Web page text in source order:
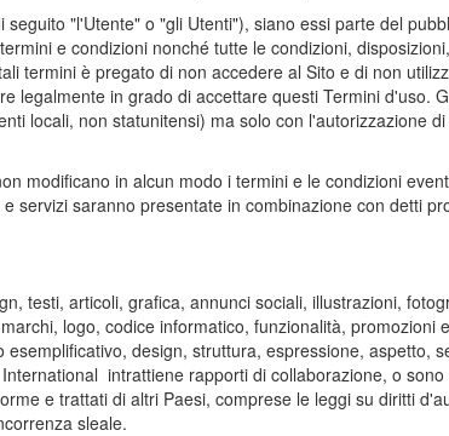
"l'Utente" o "gli Utenti"), siano essi parte del
e condizioni nonché tutte le condizioni,
termini è pregato di non accedere al Sito e di non
legalmente in grado di accettare questi Termini d'uso.
locali, non statunitensi) ma solo con l'autorizzazione
modificano in alcun modo i termini e le condizioni
servizi saranno presentate in combinazione con detti
testi, articoli, grafica, annunci sociali, illustrazioni,
logo, codice informatico, funzionalità,
design, struttura, espressione, aspetto,
intrattiene rapporti di collaborazione, o
e trattati di altri Paesi, comprese le leggi su diritti
sleale.